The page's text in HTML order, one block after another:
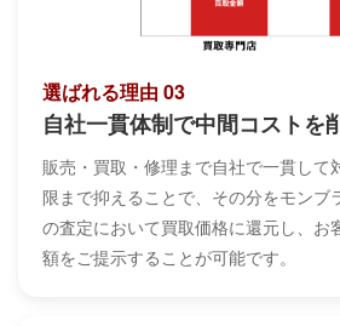
選ばれる理由 03
自社一貫体制で中間コストを
販売・買取・修理まで自社で一貫して
限まで抑えることで、その分をモンブ
の査定において買取価格に還元し、お
額をご提示することが可能です。